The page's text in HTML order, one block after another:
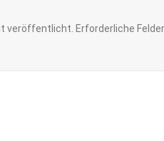
veröffentlicht. Erforderliche